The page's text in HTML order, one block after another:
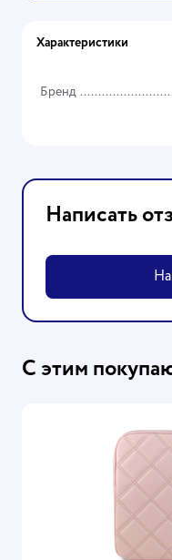
Характеристики
Бренд
Написать
С этим